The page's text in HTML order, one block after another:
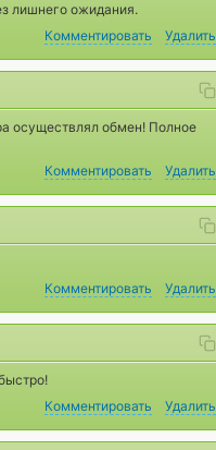
лишнего ожидания.
Комментировать
Удалить
осуществлял обмен! Полное
Комментировать
Удалить
Комментировать
Удалить
Комментировать
Удалить